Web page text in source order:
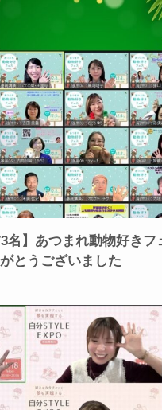
名】あつまれ動物好き
とうございました